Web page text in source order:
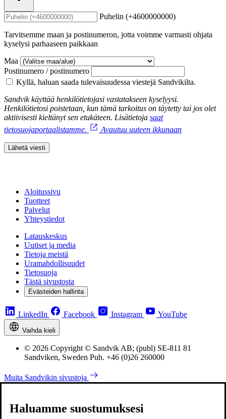
Puhelin (+4600000000)
Tarvitsemme maan ja postinumeron, jotta voimme varmasti ohjata
kyselysi parhaaseen paikkaan
Maa
Postinumero / postinumero
Kyllä, haluan saada tulevaisuudessa viestejä Sandvikilta.
Sandvik käyttää henkilötietojasi vastatakseen kyselyysi.
Henkilötietosi poistetaan, kun tämä tarkoitus on täytetty tai jos olet
aktiivisesti kieltänyt sen etukäteen. Lisätietoja saat
tietosuojaportaalistamme.
Avautuu uuteen ikkunaan
Lähetä viesti
Aloitussivu
Tuotteet
Palvelut
Yhteystiedot
Latauskeskus
Uutiset ja media
Tietoja meistä
Uramahdollisuudet
Tietosuoja
Tästä sivustosta
Evästeiden hallinta
LinkedIn Facebook Instagram YouTube
Vaihda kieli
© 2026 Copyright © Sandvik AB; (publ) SE-811 81
Sandviken, Sweden Puh. +46 (0)26 260000
Muita Sandvikin sivustoja
Haluamme suostumuksesi